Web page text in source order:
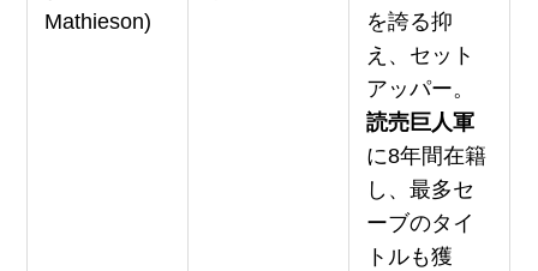
Mathieson)
を誇る抑
え、セット
アッパー。
読売巨人軍
に8年間在籍
し、最多セ
ーブのタイ
トルも獲